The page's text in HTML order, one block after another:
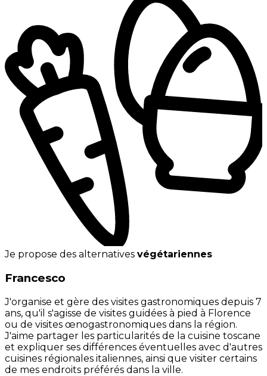
Je propose des alternatives végétariennes
Francesco
J'organise et gère des visites gastronomiques depuis 7
ans, qu'il s'agisse de visites guidées à pied à Florence
ou de visites œnogastronomiques dans la région.
J'aime partager les particularités de la cuisine toscane
et expliquer ses différences éventuelles avec d'autres
cuisines régionales italiennes, ainsi que visiter certains
de mes endroits préférés dans la ville.